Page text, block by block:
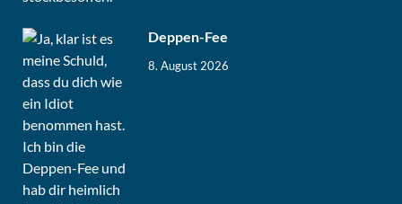
Deppen-Fee
8. August 2026